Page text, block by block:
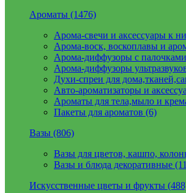
Ароматы (1476)
Арома-свечи и аксессуары к
Арома-воск, воскоплавы и
Арома-диффузоры с
Арома-диффузоры
Духи-спреи для
Авто-ароматизаторы и
Ароматы для тела,мыло и
Пакеты для ароматов (6)
Вазы (806)
Вазы для цветов, кашпо,
Вазы и блюда декоративные
Искусственные цветы и фрукты